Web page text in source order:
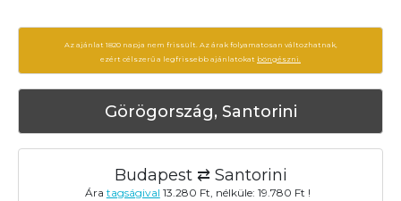
Az ajánlat 1820 napja nem frissült. Az árak folyamatosan változhatnak,
ezért célszerű a legfrissebb ajánlatokat böngészni.
Görögország, Santorini
Budapest ⇄ Santorini
Ára tagságival 13.280 Ft, nélküle: 19.780 Ft !